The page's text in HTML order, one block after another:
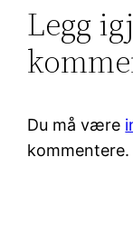
Legg
Du må være
kommentere.